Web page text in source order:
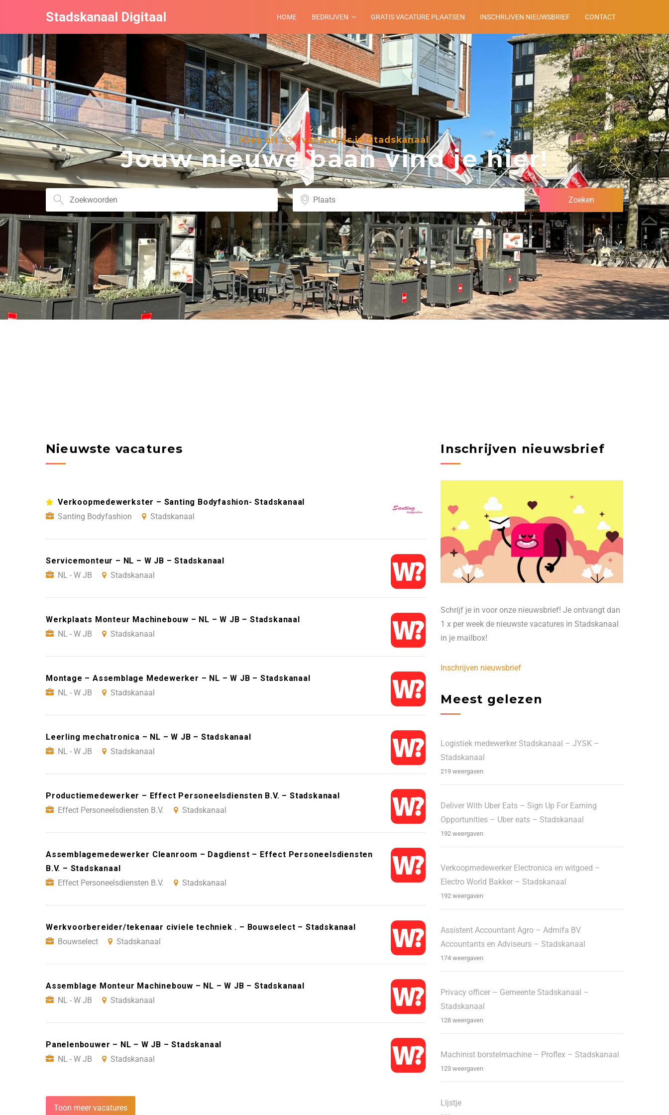
Stadskanaal Digitaal HOME BEDRIJVEN GRATIS VACATURE PLAATSEN INSCHRIJVEN NIEUWSBRIEF CONTACT
Kies uit297vacatures in Stadskanaal
Jouw nieuwe baan vind je hier!
Nieuwste vacatures
Verkoopmedewerkster – Santing Bodyfashion- Stadskanaal
Santing Bodyfashion
Stadskanaal
Servicemonteur – NL – W JB – Stadskanaal
NL - W JB
Stadskanaal
Werkplaats Monteur Machinebouw – NL – W JB – Stadskanaal
NL - W JB
Stadskanaal
Montage – Assemblage Medewerker – NL – W JB – Stadskanaal
NL - W JB
Stadskanaal
Leerling mechatronica – NL – W JB – Stadskanaal
NL - W JB
Stadskanaal
Productiemedewerker – Effect Personeelsdiensten B.V. – Stadskanaal
Effect Personeelsdiensten B.V.
Stadskanaal
Assemblagemedewerker Cleanroom – Dagdienst – Effect Personeelsdiensten
B.V. – Stadskanaal
Effect Personeelsdiensten B.V.
Stadskanaal
Werkvoorbereider/tekenaar civiele techniek . – Bouwselect – Stadskanaal
Bouwselect
Stadskanaal
Assemblage Monteur Machinebouw – NL – W JB – Stadskanaal
NL - W JB
Stadskanaal
Panelenbouwer – NL – W JB – Stadskanaal
NL - W JB
Stadskanaal
Toon meer vacatures
Inschrijven nieuwsbrief
Schrijf je in voor onze nieuwsbrief! Je ontvangt dan
1 x per week de nieuwste vacatures in Stadskanaal
in je mailbox!
Inschrijven nieuwsbrief
Meest gelezen
Logistiek medewerker Stadskanaal – JYSK –
Stadskanaal
219 weergaven
Deliver With Uber Eats – Sign Up For Earning
Opportunities – Uber eats – Stadskanaal
192 weergaven
Verkoopmedewerker Electronica en witgoed –
Electro World Bakker – Stadskanaal
192 weergaven
Assistent Accountant Agro – Admifa BV
Accountants en Adviseurs – Stadskanaal
174 weergaven
Privacy officer – Gemeente Stadskanaal –
Stadskanaal
128 weergaven
Machinist borstelmachine – Proflex – Stadskanaal
123 weergaven
Lijstje